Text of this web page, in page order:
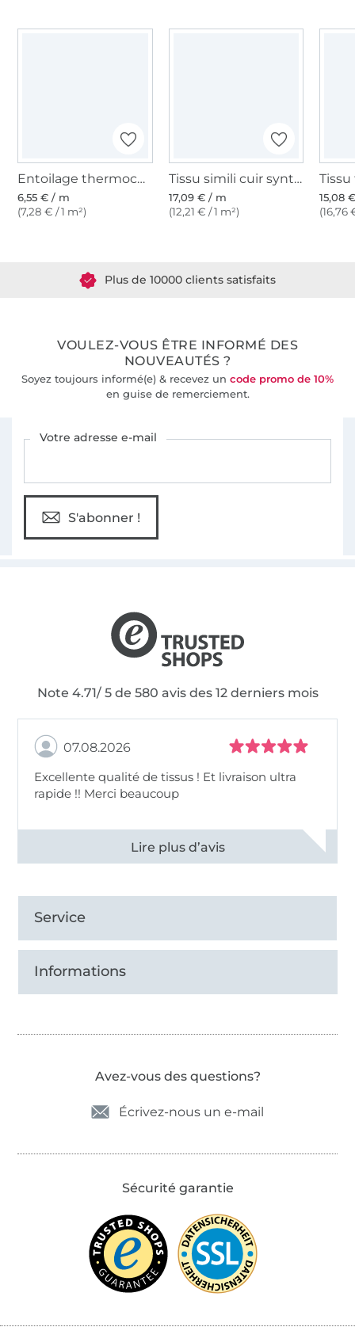
Entoilage thermocollant Vlieseline H250 blanc
6,55 € / m
(7,28 € / 1 m²)
Tissu simili cuir synthétique lavea, argent
17,09 € / m
(12,21 € / 1 m²)
15,08
(16,76
Plus de 10000 clients satisfaits
VOULEZ-VOUS ÊTRE INFORMÉ DES
NOUVEAUTÉS ?
Soyez toujours informé(e) & recevez un code promo de 10%
en guise de remerciement.
Votre adresse e-mail
S'abonner !
Note 4.71/ 5 de 580 avis des 12 derniers mois
07.08.2026
Excellente qualité de tissus ! Et livraison ultra
rapide !! Merci beaucoup
Voir tous les 11497 commentaires
Service
Informations
Avez-vous des questions?
Écrivez-nous un e-mail
Sécurité garantie